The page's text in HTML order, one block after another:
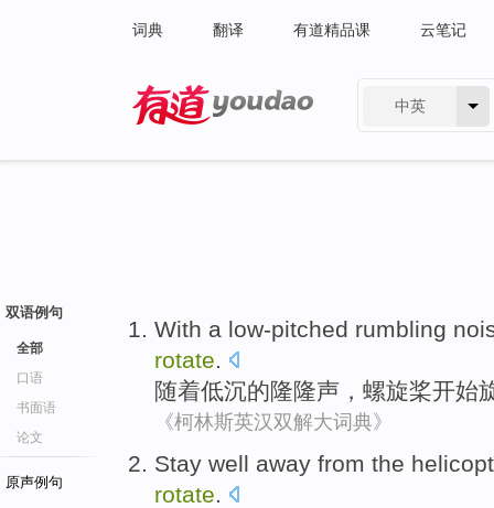
词典 翻译 有道精品课 云笔记
中英
双语例句
全部
口语
书面语
论文
原声例句
With a low-pitched rumbling
rotate.
随着低沉的隆隆声 ， 螺旋桨开始
《柯林斯英汉双解大词典》
Stay well away from the
rotate.